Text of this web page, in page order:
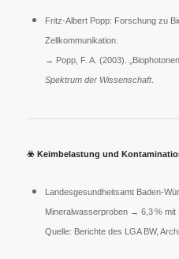
Fritz-Albert Popp: Forschung zu
Zellkommunikation.
→ Popp, F. A. (2003).
Spektrum der Wissenschaft.
☣️ Keimbelastung und
Landesgesundheitsamt Baden-
Mineralwasserproben → 6,3 % mit
Quelle: Berichte des LGA BW,